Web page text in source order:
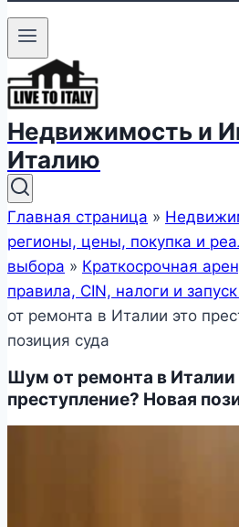
Недвижимость и
Италию
Главная страница »
регионы, цены, покупка и
выбора » Краткосрочная
правила, CIN, налоги и
от ремонта в Италии это
позиция суда
Шум от ремонта в Италии
преступление? Новая